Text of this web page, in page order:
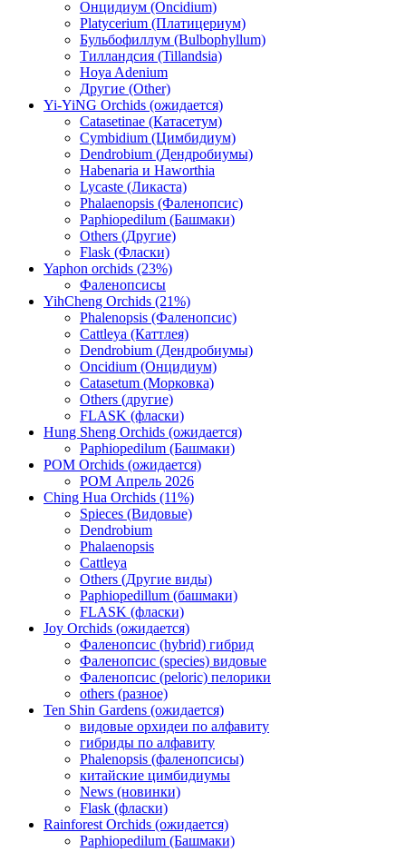
Онцидиум (Oncidium)
Platycerium (Платицериум)
Бульбофиллум (Bulbophyllum)
Тилландсия (Tillandsia)
Hoya Adenium
Другие (Other)
Yi-YiNG Orchids (ожидается)
Catasetinae (Катасетум)
Cymbidium (Цимбидиум)
Dendrobium (Дендробиумы)
Habenaria и Haworthia
Lycaste (Ликаста)
Phalaenopsis (Фаленопсис)
Paphiopedilum (Башмаки)
Others (Другие)
Flask (Фласки)
Yaphon orchids (23%)
Фаленопсисы
YihCheng Orchids (21%)
Phalenopsis (Фаленопсис)
Cattleya (Каттлея)
Dendrobium (Дендробиумы)
Oncidium (Онцидиум)
Catasetum (Морковка)
Others (другие)
FLASK (фласки)
Hung Sheng Orchids (ожидается)
Paphiopedilum (Башмаки)
POM Orchids (ожидается)
POM Апрель 2026
Ching Hua Orchids (11%)
Spieces (Видовые)
Dendrobium
Phalaenopsis
Cattleya
Others (Другие виды)
Paphiopedillum (башмаки)
FLASK (фласки)
Joy Orchids (ожидается)
Фаленопсис (hybrid) гибрид
Фаленопсис (species) видовые
Фаленопсис (peloric) пелорики
others (разное)
Ten Shin Gardens (ожидается)
видовые орхидеи по алфавиту
гибриды по алфавиту
Phalenopsis (фаленопсисы)
китайские цимбидиумы
News (новинки)
Flask (фласки)
Rainforest Orchids (ожидается)
Paphiopedilum (Башмаки)